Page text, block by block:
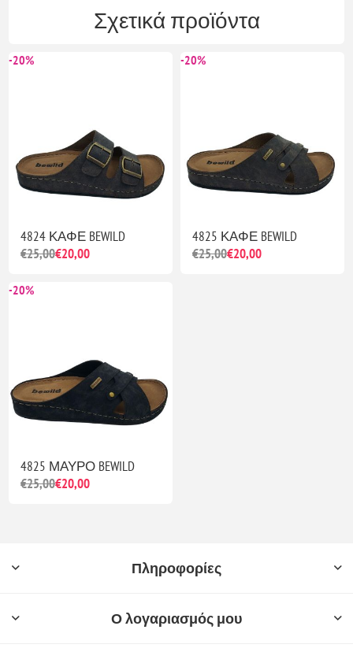
Σχετικά προϊόντα
-20%
4824 ΚΑΦΕ BEWILD
€25,00€20,00
-20%
4825 ΚΑΦΕ BEWILD
€25,00€20,00
-20%
4825 ΜΑΥΡΟ BEWILD
€25,00€20,00
Πληροφορίες
Ο λογαριασμός μου